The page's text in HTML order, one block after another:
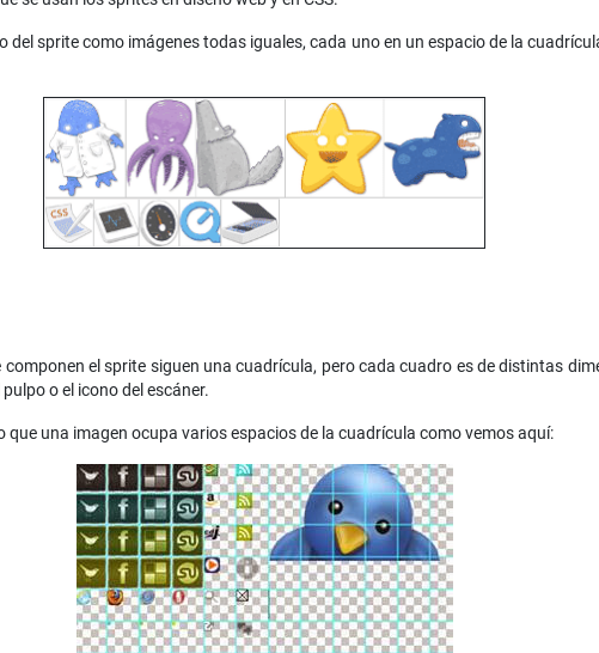
sprite como imágenes todas iguales, cada uno en un espacio de la
el sprite siguen una cuadrícula, pero cada cuadro es de distintas
o el icono del escáner.
que una imagen ocupa varios espacios de la cuadrícula como vemos aquí: